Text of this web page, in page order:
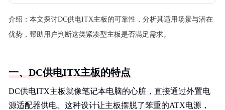
介绍： 本文探讨DC供电ITX主板的可靠性，分析其适用场景与潜在
优势，帮助用户判断这类紧凑型主板是否满足需求。
一、DC供电ITX主板的特点
DC供电ITX主板就像笔记本电脑的心脏，直接通过外置电
源适配器供电。这种设计让主板摆脱了笨重的ATX电源，